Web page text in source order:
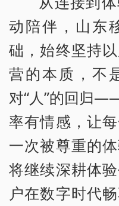
动陪伴，山东
础，始终坚持
营的本质，不
对“人”的回归
率有情感，让
一次被尊重的
将继续深耕体
户在数字时代